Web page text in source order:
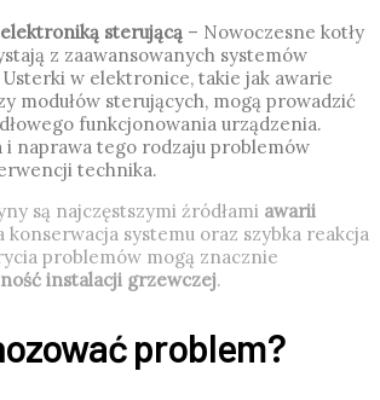
sterującą – Nowoczesne kotły
z zaawansowanych systemów
w elektronice, takie jak awarie
modułów sterujących, mogą prowadzić
funkcjonowania urządzenia.
i naprawa tego rodzaju problemów
technika.
są najczęstszymi źródłami awarii
konserwacja systemu oraz szybka reakcja
problemów mogą znacznie
instalacji grzewczej.
problem?